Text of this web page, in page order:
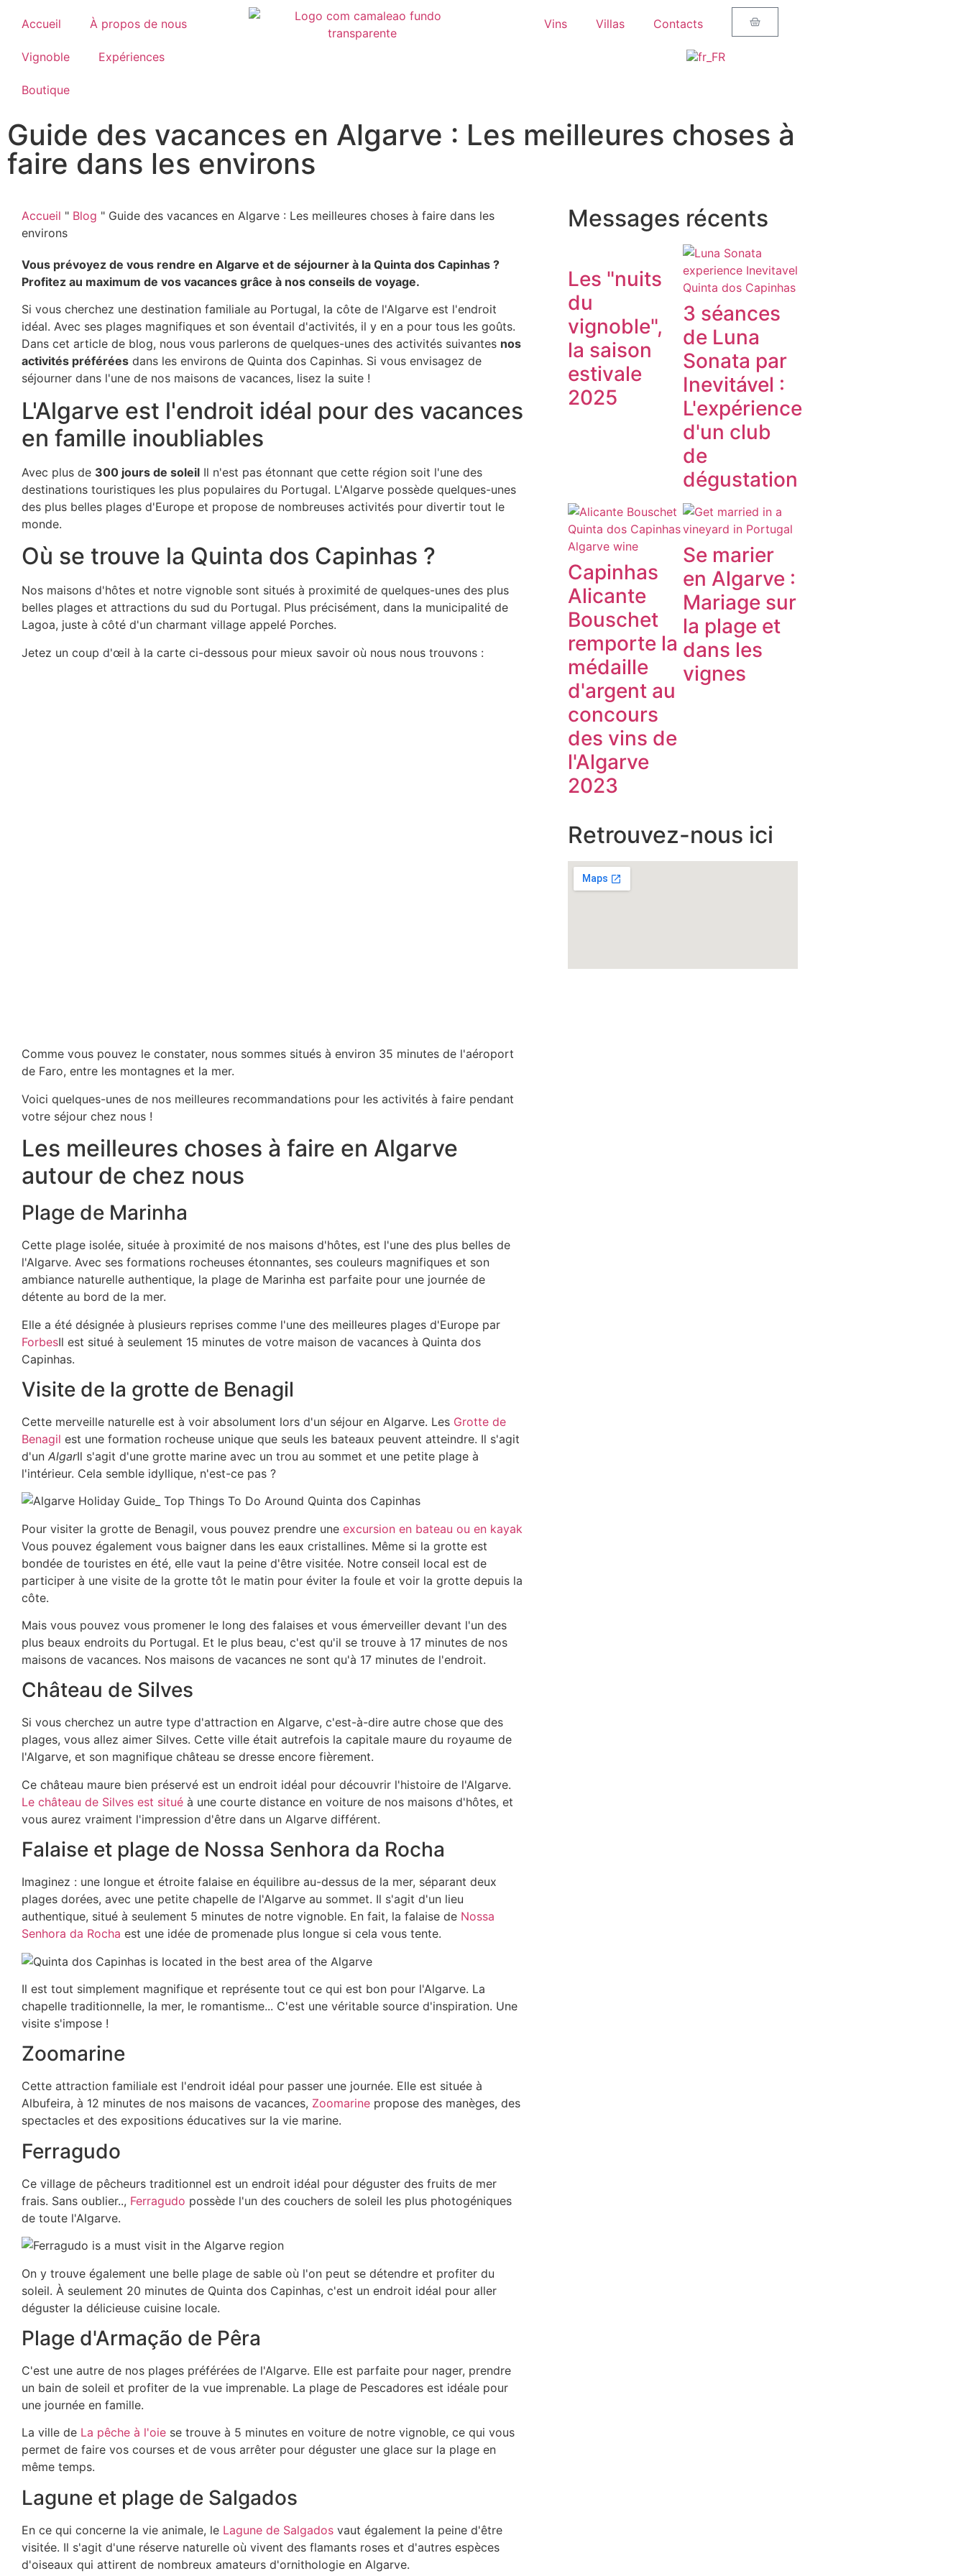
Accueil À propos de nous
Vignoble Expériences
Boutique
Vins Villas Contacts
Guide des vacances en Algarve : Les meilleures choses à
faire dans les environs
Accueil " Blog " Guide des vacances en Algarve : Les meilleures choses à faire dans les
environs
Vous prévoyez de vous rendre en Algarve et de séjourner à la Quinta dos Capinhas ?
Profitez au maximum de vos vacances grâce à nos conseils de voyage.
Si vous cherchez une destination familiale au Portugal, la côte de l'Algarve est l'endroit
idéal. Avec ses plages magnifiques et son éventail d'activités, il y en a pour tous les goûts.
Dans cet article de blog, nous vous parlerons de quelques-unes des activités suivantes nos
activités préférées dans les environs de Quinta dos Capinhas. Si vous envisagez de
séjourner dans l'une de nos maisons de vacances, lisez la suite !
L'Algarve est l'endroit idéal pour des vacances
en famille inoubliables
Avec plus de 300 jours de soleil Il n'est pas étonnant que cette région soit l'une des
destinations touristiques les plus populaires du Portugal. L'Algarve possède quelques-unes
des plus belles plages d'Europe et propose de nombreuses activités pour divertir tout le
monde.
Où se trouve la Quinta dos Capinhas ?
Nos maisons d'hôtes et notre vignoble sont situés à proximité de quelques-unes des plus
belles plages et attractions du sud du Portugal. Plus précisément, dans la municipalité de
Lagoa, juste à côté d'un charmant village appelé Porches.
Jetez un coup d'œil à la carte ci-dessous pour mieux savoir où nous nous trouvons :
Comme vous pouvez le constater, nous sommes situés à environ 35 minutes de l'aéroport
de Faro, entre les montagnes et la mer.
Voici quelques-unes de nos meilleures recommandations pour les activités à faire pendant
votre séjour chez nous !
Les meilleures choses à faire en Algarve
autour de chez nous
Plage de Marinha
Cette plage isolée, située à proximité de nos maisons d'hôtes, est l'une des plus belles de
l'Algarve. Avec ses formations rocheuses étonnantes, ses couleurs magnifiques et son
ambiance naturelle authentique, la plage de Marinha est parfaite pour une journée de
détente au bord de la mer.
Elle a été désignée à plusieurs reprises comme l'une des meilleures plages d'Europe par
ForbesIl est situé à seulement 15 minutes de votre maison de vacances à Quinta dos
Capinhas.
Visite de la grotte de Benagil
Cette merveille naturelle est à voir absolument lors d'un séjour en Algarve. Les Grotte de
Benagil est une formation rocheuse unique que seuls les bateaux peuvent atteindre. Il s'agit
d'un AlgarIl s'agit d'une grotte marine avec un trou au sommet et une petite plage à
l'intérieur. Cela semble idyllique, n'est-ce pas ?
Pour visiter la grotte de Benagil, vous pouvez prendre une excursion en bateau ou en kayak
Vous pouvez également vous baigner dans les eaux cristallines. Même si la grotte est
bondée de touristes en été, elle vaut la peine d'être visitée. Notre conseil local est de
participer à une visite de la grotte tôt le matin pour éviter la foule et voir la grotte depuis la
côte.
Mais vous pouvez vous promener le long des falaises et vous émerveiller devant l'un des
plus beaux endroits du Portugal. Et le plus beau, c'est qu'il se trouve à 17 minutes de nos
maisons de vacances. Nos maisons de vacances ne sont qu'à 17 minutes de l'endroit.
Château de Silves
Si vous cherchez un autre type d'attraction en Algarve, c'est-à-dire autre chose que des
plages, vous allez aimer Silves. Cette ville était autrefois la capitale maure du royaume de
l'Algarve, et son magnifique château se dresse encore fièrement.
Ce château maure bien préservé est un endroit idéal pour découvrir l'histoire de l'Algarve.
Le château de Silves est situé à une courte distance en voiture de nos maisons d'hôtes, et
vous aurez vraiment l'impression d'être dans un Algarve différent.
Falaise et plage de Nossa Senhora da Rocha
Imaginez : une longue et étroite falaise en équilibre au-dessus de la mer, séparant deux
plages dorées, avec une petite chapelle de l'Algarve au sommet. Il s'agit d'un lieu
authentique, situé à seulement 5 minutes de notre vignoble. En fait, la falaise de Nossa
Senhora da Rocha est une idée de promenade plus longue si cela vous tente.
Il est tout simplement magnifique et représente tout ce qui est bon pour l'Algarve. La
chapelle traditionnelle, la mer, le romantisme... C'est une véritable source d'inspiration. Une
visite s'impose !
Zoomarine
Cette attraction familiale est l'endroit idéal pour passer une journée. Elle est située à
Albufeira, à 12 minutes de nos maisons de vacances, Zoomarine propose des manèges, des
spectacles et des expositions éducatives sur la vie marine.
Ferragudo
Ce village de pêcheurs traditionnel est un endroit idéal pour déguster des fruits de mer
frais. Sans oublier.., Ferragudo possède l'un des couchers de soleil les plus photogéniques
de toute l'Algarve.
On y trouve également une belle plage de sable où l'on peut se détendre et profiter du
soleil. À seulement 20 minutes de Quinta dos Capinhas, c'est un endroit idéal pour aller
déguster la délicieuse cuisine locale.
Plage d'Armação de Pêra
C'est une autre de nos plages préférées de l'Algarve. Elle est parfaite pour nager, prendre
un bain de soleil et profiter de la vue imprenable. La plage de Pescadores est idéale pour
une journée en famille.
La ville de La pêche à l'oie se trouve à 5 minutes en voiture de notre vignoble, ce qui vous
permet de faire vos courses et de vous arrêter pour déguster une glace sur la plage en
même temps.
Lagune et plage de Salgados
En ce qui concerne la vie animale, le Lagune de Salgados vaut également la peine d'être
visitée. Il s'agit d'une réserve naturelle où vivent des flamants roses et d'autres espèces
d'oiseaux qui attirent de nombreux amateurs d'ornithologie en Algarve.
Messages récents
Les "nuits
du
vignoble",
la saison
estivale
2025
3 séances
de Luna
Sonata par
Inevitável :
L'expérience
d'un club
de
dégustation
Capinhas
Alicante
Bouschet
remporte la
médaille
d'argent au
concours
des vins de
l'Algarve
2023
Se marier
en Algarve :
Mariage sur
la plage et
dans les
vignes
Retrouvez-nous ici